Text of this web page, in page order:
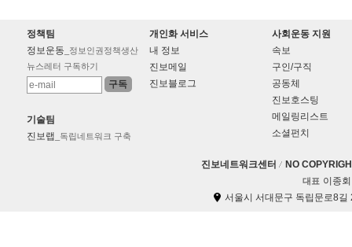
정책팀
정보운동 _정보인권정책생산
뉴스레터 구독하기
기술팀
진보랩
_독립네트워크 구축
개인화 서비스
내 정보
진보메일
진보블로그
사회운동 지원
속보
구인/구직
공동체
진보호스팅
메일링리스트
소셜펀치
진보네트워크센터 NO
대표 이종회
서울시 서대문구 독립문로8길